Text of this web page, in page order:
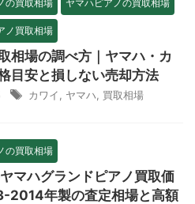
の買取相場 ヤマハピアノの買取相場
ノ買取相場
相場の調べ方｜ヤマハ・カ
目安と損しない売却方法
カワイ ヤマハ 買取相場
の買取相場
マハグランドピアノ買取価
2014年製の査定相場と高額